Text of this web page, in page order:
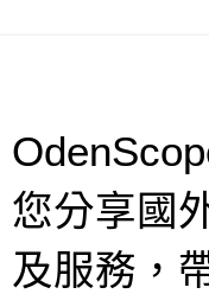
您分享國
及服務，